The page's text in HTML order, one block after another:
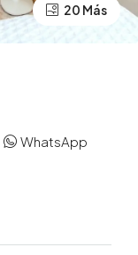
20 Más
WhatsApp